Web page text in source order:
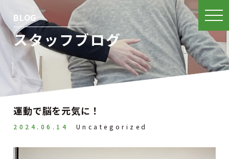
BLOG
スタッフブログ
運動で脳を元気に！
2024.06.14 Uncategorized